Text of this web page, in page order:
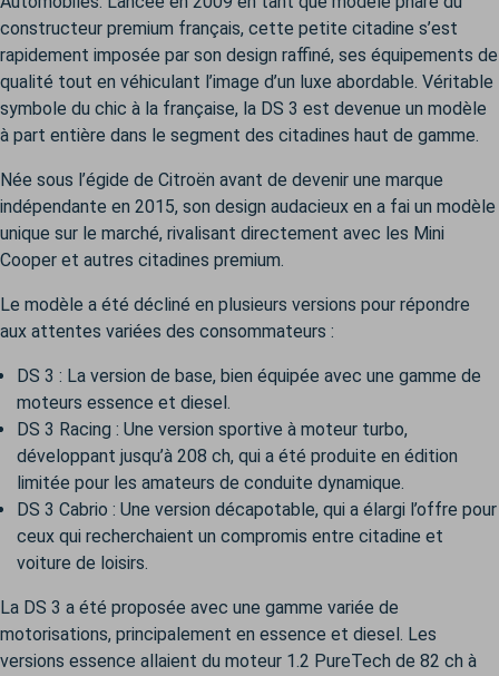
constructeur premium français, cette petite citadine s’est
rapidement imposée par son design raffiné, ses équipements de
qualité tout en véhiculant l’image d’un luxe abordable. Véritable
symbole du chic à la française, la DS 3 est devenue un modèle
à part entière dans le segment des citadines haut de gamme.
Née sous l’égide de Citroën avant de devenir une marque
indépendante en 2015, son design audacieux en a fai un modèle
unique sur le marché, rivalisant directement avec les Mini
Cooper et autres citadines premium.
Le modèle a été décliné en plusieurs versions pour répondre
aux attentes variées des consommateurs :
DS 3 : La version de base, bien équipée avec une gamme de
moteurs essence et diesel.
DS 3 Racing : Une version sportive à moteur turbo,
développant jusqu’à 208 ch, qui a été produite en édition
limitée pour les amateurs de conduite dynamique.
DS 3 Cabrio : Une version décapotable, qui a élargi l’offre pour
ceux qui recherchaient un compromis entre citadine et
voiture de loisirs.
La DS 3 a été proposée avec une gamme variée de
motorisations, principalement en essence et diesel. Les
versions essence allaient du moteur 1.2 PureTech de 82 ch à